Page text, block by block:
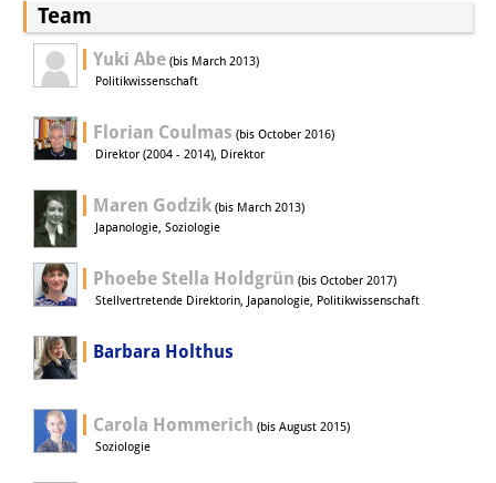
Team
Yuki Abe (bis March 2013)
Politikwissenschaft
Florian Coulmas (bis October 2016)
Direktor (2004 - 2014), Direktor
Maren Godzik (bis March 2013)
Japanologie, Soziologie
Phoebe Stella Holdgrün (bis October 2017)
Stellvertretende Direktorin, Japanologie, Politikwissenschaft
Barbara Holthus
Carola Hommerich (bis August 2015)
Soziologie